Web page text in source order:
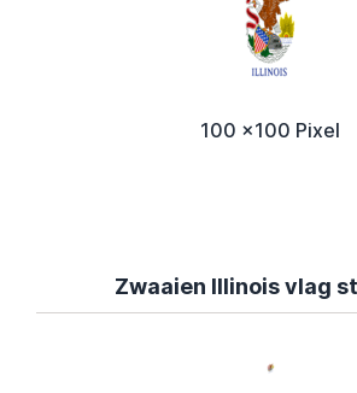
100 x100 Pixel
Zwaaien Illinois vlag